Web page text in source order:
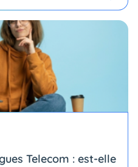
Telecom : est-elle